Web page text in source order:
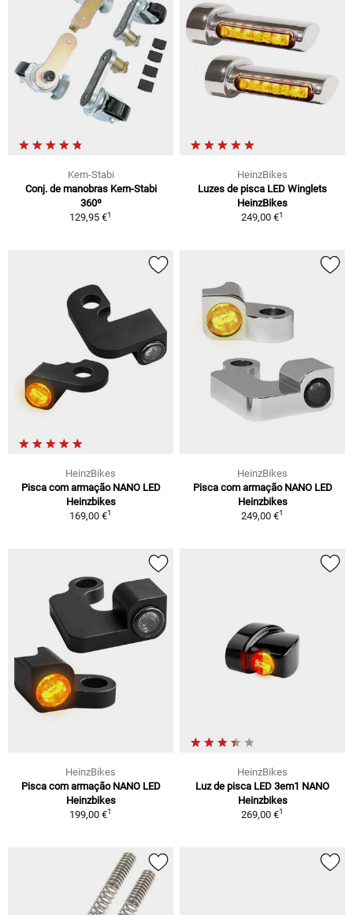
Kern-Stabi
Conj. de manobras Kern-Stabi
360º
129,95 €1
HeinzBikes
Luzes de pisca LED Winglets
HeinzBikes
249,00 €1
HeinzBikes
Pisca com armação NANO LED
Heinzbikes
169,00 €1
HeinzBikes
Pisca com armação NANO LED
Heinzbikes
249,00 €1
HeinzBikes
Pisca com armação NANO LED
Heinzbikes
199,00 €1
HeinzBikes
Luz de pisca LED 3em1 NANO
Heinzbikes
269,00 €1